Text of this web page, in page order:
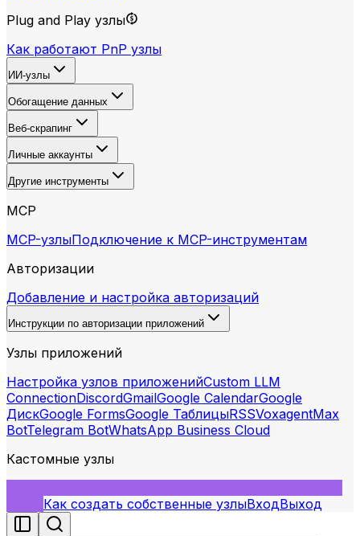
Plug and Play узлы
Как работают PnP узлы
ИИ-узлы
Обогащение данных
Веб-скрапинг
Личные аккаунты
Другие инструменты
MCP
MCP-узлыПодключение к MCP-инструментам
Авторизации
Добавление и настройка авторизаций
Инструкции по авторизации приложений
Узлы приложений
Настройка узлов приложенийCustom LLM
ConnectionDiscordGmailGoogle CalendarGoogle
ДискGoogle FormsGoogle ТаблицыRSSVoxagentMax
BotTelegram BotWhatsApp Business Cloud
Кастомные узлы
Как создать собственные узлыВходВыход